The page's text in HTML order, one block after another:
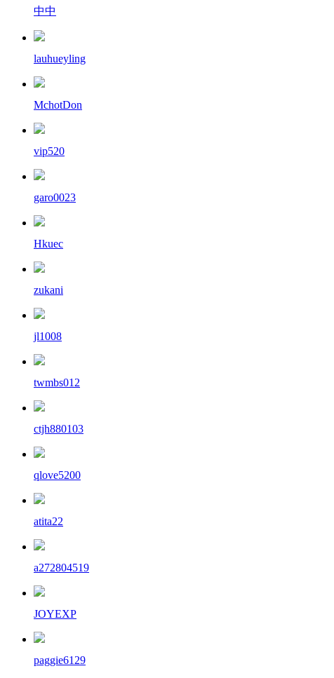
中中
lauhueyling
MchotDon
vip520
garo0023
Hkuec
zukani
jl1008
twmbs012
ctjh880103
qlove5200
atita22
a272804519
JOYEXP
paggie6129